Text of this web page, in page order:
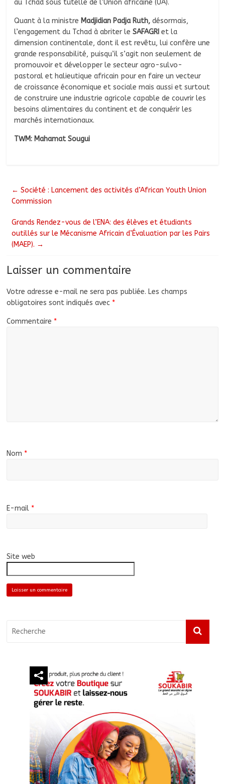
au Tchad sous tutelle de l’Union africaine (UA).
Quant à la ministre Madjidian Padja Ruth, désormais,
l’engagement du Tchad à abriter leSAFAGRIet la
dimension continentale, dont il est revêtu, lui confère une
grande responsabilité, puisqu’il s’agit non seulement de
promouvoir et développer le secteur agro-sulvo-
pastoral et halieutique africain pour en faire un vecteur
de croissance économique et sociale mais aussi et surtout
de construire une industrie agricole capable de couvrir les
besoins alimentaires du continent et de conquérir les
marchés internationaux.
TWM: Mahamat Sougui
← Société : Lancement des activités d’African Youth Union
Commission
Grands Rendez-vous de l’ENA: des élèves et étudiants
outillés sur le Mécanisme Africain d’Évaluation par les Pairs
(MAEP). →
Laisser un commentaire
Votre adresse e-mail ne sera pas publiée. Les champs
obligatoires sont indiqués avec *
Commentaire *
Nom *
E-mail *
Site web